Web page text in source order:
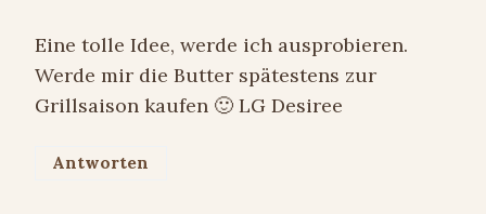
Eine tolle Idee, werde ich ausprobieren.
Werde mir die Butter spätestens zur
Grillsaison kaufen 🙂 LG Desiree
Antworten